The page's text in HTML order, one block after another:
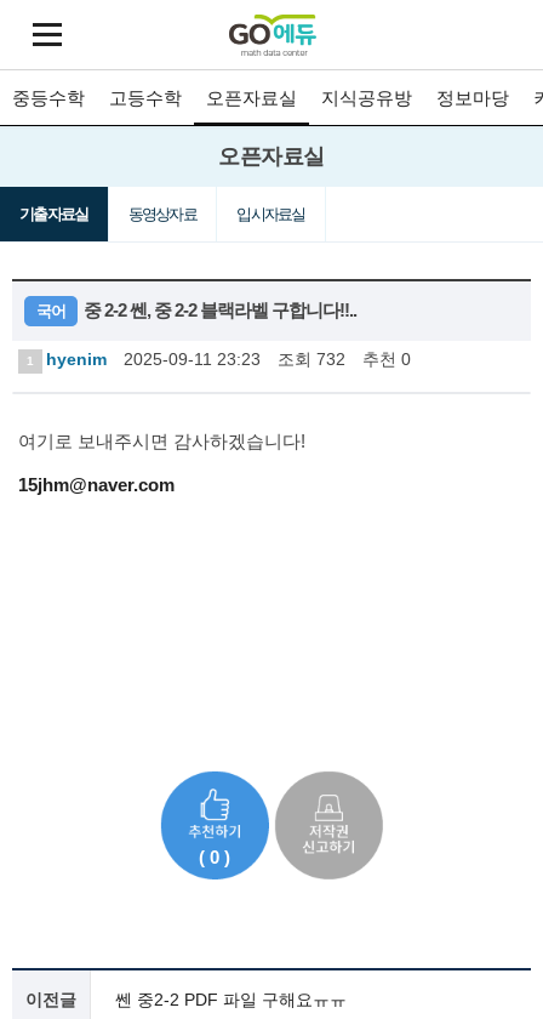
중등수학 고등수학 오픈자료실 지식공유방 정보마당
오픈자료실
기출자료실 동영상자료 입시자료실
국어 중 2-2 쎈, 중 2-2 블랙라벨 구합니다!!..
1 hyenim 2025-09-11 23:23 조회 732 추천 0
여기로 보내주시면 감사하겠습니다!
15jhm@naver.com
( 0 )
이전글 쎈 중2-2 PDF 파일 구해요ㅠㅠ